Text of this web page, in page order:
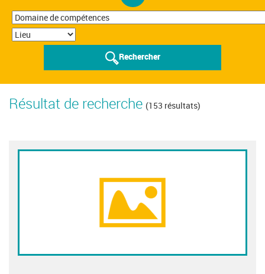
Rechercher
Résultat de recherche (153 résultats)